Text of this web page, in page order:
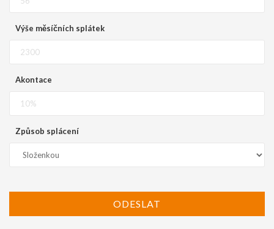
Výše měsíčních splátek
Akontace
Způsob splácení